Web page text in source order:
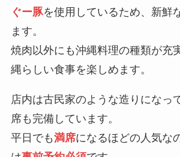
ぐー豚を使用しているため、新鮮
ます。
焼肉以外にも沖縄料理の種類が充
縄らしい食事を楽しめます。
店内は古民家のような造りになっ
席も完備しています。
平日でも満席になるほどの人気な